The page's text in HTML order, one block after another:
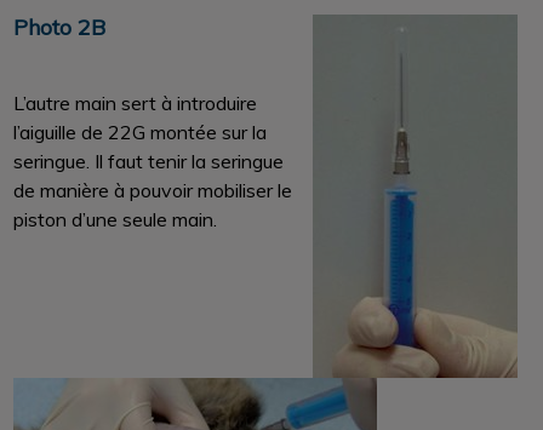
Photo 2B
L’autre main sert à introduire
l’aiguille de 22G montée sur la
seringue. Il faut tenir la seringue
de manière à pouvoir mobiliser le
piston d’une seule main.